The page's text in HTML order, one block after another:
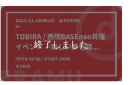
終了しました